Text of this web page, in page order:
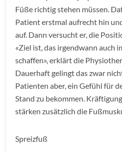
Füße richtig stehen müssen.
Patient erstmal aufrecht hin
auf. Dann versucht er, die
«Ziel ist, das irgendwann auch
schaffen», erklärt die
Dauerhaft gelingt das zwar
Patienten aber, ein Gefühl für
Stand zu bekommen.
stärken zusätzlich die
Spreizfuß